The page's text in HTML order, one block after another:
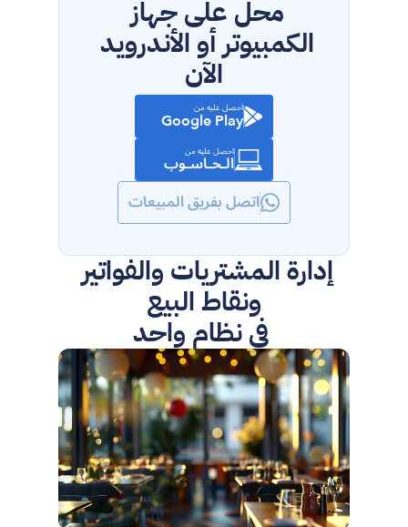
الآن
اتصل بفريق المبيعات
احصل عليه من
الـحـاسـوب
احصل عليه من
Google Play
ونقاط البيع